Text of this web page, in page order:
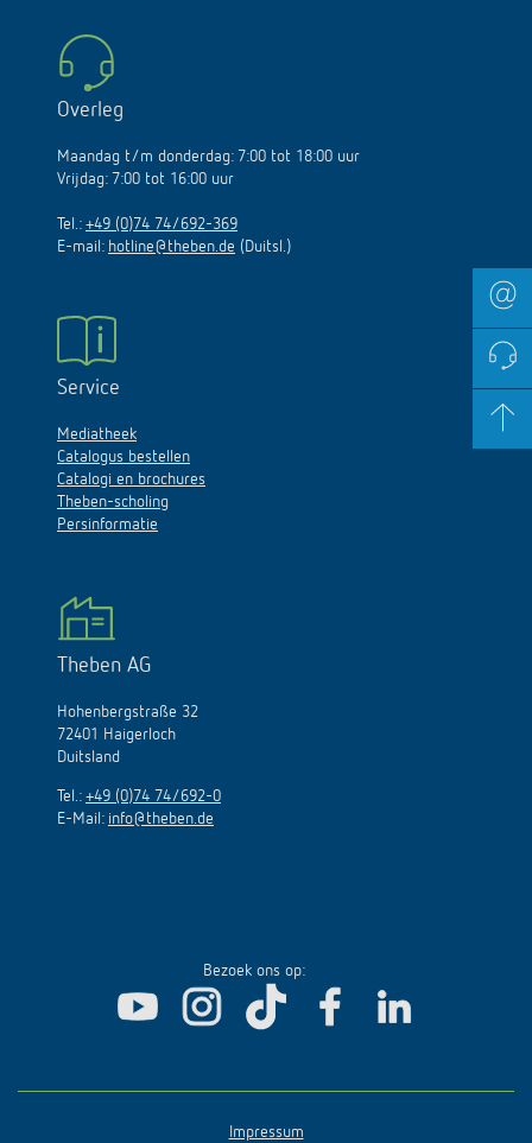
Overleg
Maandag t/m donderdag: 7:00 tot 18:00 uur
Vrijdag: 7:00 tot 16:00 uur
Tel.: +49 (0)74 74/692-369
E-mail: hotline@theben.de (Duitsl.)
Service
Mediatheek
Catalogus bestellen
Catalogi en brochures
Theben-scholing
Persinformatie
Theben AG
Hohenbergstraße 32
72401 Haigerloch
Duitsland
Tel.: +49 (0)74 74/692-0
E-Mail: info@theben.de
Bezoek ons op:
Impressum